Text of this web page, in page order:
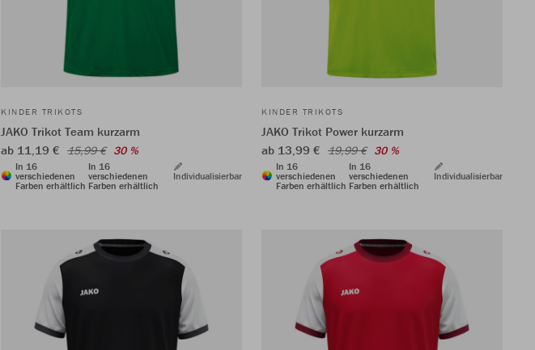
KINDER TRIKOTS
JAKO Trikot Team kurzarm
ab 11,19 € 15,99 € 30 %
In 16
verschiedenen
Farben erhältlich
In 16
verschiedenen
Farben erhältlich
Individualisierbar
KINDER TRIKOTS
JAKO Trikot Power kurzarm
ab 13,99 € 19,99 € 30 %
In 16
verschiedenen
Farben erhältlich
In 16
verschiedenen
Farben erhältlich
Individualisierbar